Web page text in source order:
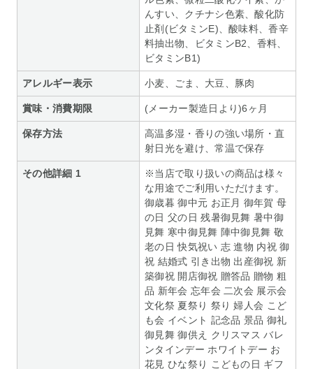
んすい、クチナシ色素、酸化防
止剤(ビタミンE)、酸味料、香辛
料抽出物、ビタミンB2、香料、
ビタミンB1)
アレルギー表示 小麦、ごま、大豆、豚肉
賞味・消費期限 (メーカー製造日より)6ヶ月
保存方法
高温多湿・香りの強い場所・直
射日光を避け、常温で保存
その他詳細 1
※当店で取り扱いの商品は様々
な用途でご利用いただけます。
御歳暮 御中元 お正月 御年賀 母
の日 父の日 残暑御見舞 暑中御
見舞 寒中御見舞 陣中御見舞 敬
老の日 快気祝い 志 進物 内祝 御
祝 結婚式 引き出物 出産御祝 新
築御祝 開店御祝 贈答品 贈物 粗
品 新年会 忘年会 二次会 展示会
文化祭 夏祭り 祭り 婦人会 こど
も会 イベント 記念品 景品 御礼
御見舞 御供え クリスマス バレ
ンタインデー ホワイトデー お
花見 ひな祭り こどもの日 ギフ